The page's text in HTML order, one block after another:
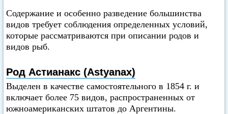
Содержание и особенно разведение большинства
видов требует соблюдения определенных условий,
которые рассматриваются при описании родов и
видов рыб.
Род Астианакс (Astyanax)
Выделен в качестве самостоятельного в 1854 г. и
включает более 75 видов, распространенных от
южноамериканских штатов до Аргентины.